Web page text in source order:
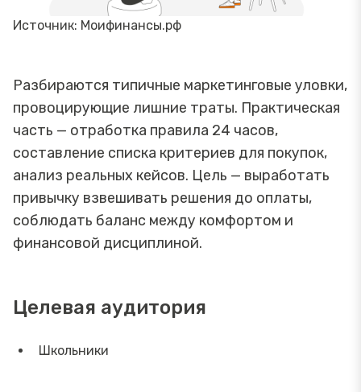
Источник: Моифинансы.рф
Разбираются типичные маркетинговые уловки,
провоцирующие лишние траты. Практическая
часть — отработка правила 24 часов,
составление списка критериев для покупок,
анализ реальных кейсов. Цель — выработать
привычку взвешивать решения до оплаты,
соблюдать баланс между комфортом и
финансовой дисциплиной.
Целевая аудитория
Школьники